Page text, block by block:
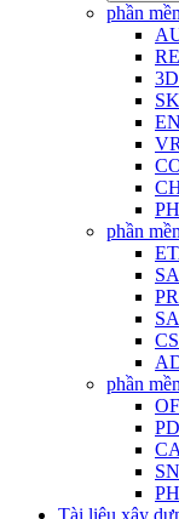
phần
phần
phần
Tài liệu xây